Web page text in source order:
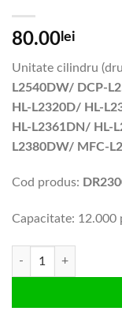
80.00 lei
Unitate cilindru
L2540DW/ DCP-
HL-L2320D/ HL-
HL-L2361DN/ HL-
L2380DW/ MFC-
Cod produs:
Capacitate: 12.000